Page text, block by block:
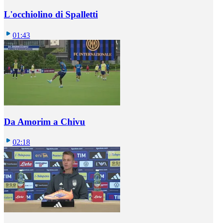
L'occhiolino di Spalletti
01:43
Da Amorim a Chivu
02:18